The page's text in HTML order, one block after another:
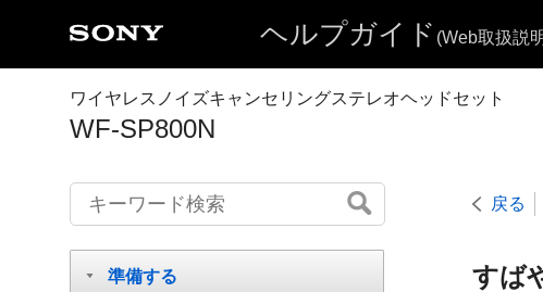
ヘルプガイド (Web取扱説
ワイヤレスノイズキャンセリングステレオヘッドセット
WF-SP800N
戻る
すば
準備する